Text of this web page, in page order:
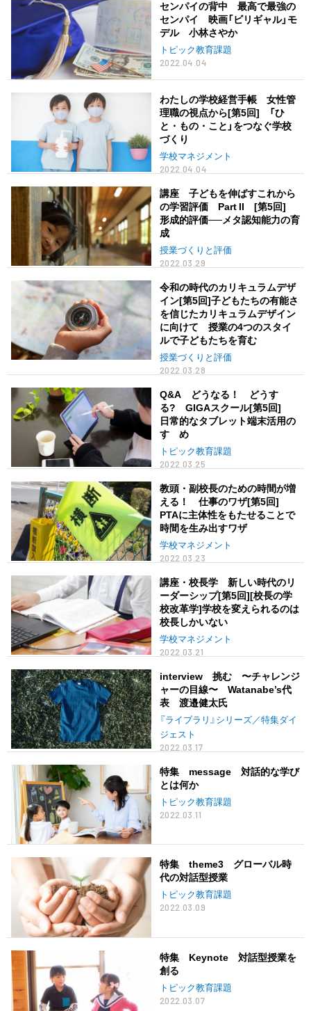
センパイの背中 最高で最強の
センパイ 映画「ビリギャル」モ
デル 小林さやか
トピック教育課題
2022.04.04
わたしの学校経営手帳 女性管
理職の視点から[第5回] 「ひ
と・もの・こと」をつなぐ学校
づくり
学校マネジメント
2022.04.04
講座 子どもを伸ばすこれから
の学習評価 Part II [第5回]
形成的評価──メタ認知能力の育
成
授業づくりと評価
2022.03.29
令和の時代のカリキュラムデザ
イン[第5回]子どもたちの有能さ
を信じたカリキュラムデザイン
に向けて 授業の4つのスタイ
ルで子どもたちを育む
授業づくりと評価
2022.03.28
Q&A どうなる！ どうす
る? GIGAスクール[第5回]
日常的なタブレット端末活用の
すゝめ
トピック教育課題
2022.03.25
教頭・副校長のための時間が増
える！ 仕事のワザ[第5回]
PTAに主体性をもたせることで
時間を生み出すワザ
学校マネジメント
2022.03.23
講座・校長学 新しい時代のリ
ーダーシップ[第5回][校長の学
校改革学]学校を変えられるのは
校長しかいない
学校マネジメント
2022.03.21
interview 挑む 〜チャレンジ
ャーの目線〜 Watanabe’s代
表 渡邉健太氏
『ライブラリ』シリーズ／特集ダイ
ジェスト
2022.03.17
特集 message 対話的な学び
とは何か
トピック教育課題
2022.03.11
特集 theme3 グローバル時
代の対話型授業
トピック教育課題
2022.03.09
特集 Keynote 対話型授業を
創る
トピック教育課題
2022.03.07